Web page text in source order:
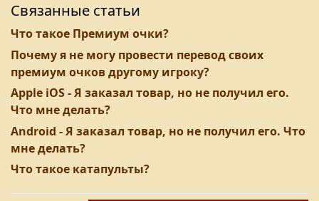
Связанные статьи
Что такое Премиум очки?
Почему я не могу провести перевод своих
премиум очков другому игроку?
Apple iOS - Я заказал товар, но не получил его.
Что мне делать?
Android - Я заказал товар, но не получил его. Что
мне делать?
Что такое катапульты?